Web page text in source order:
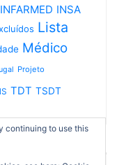
INFARMED INSA
Lista
Médico
Projeto
TDT TSDT
continuing to use this